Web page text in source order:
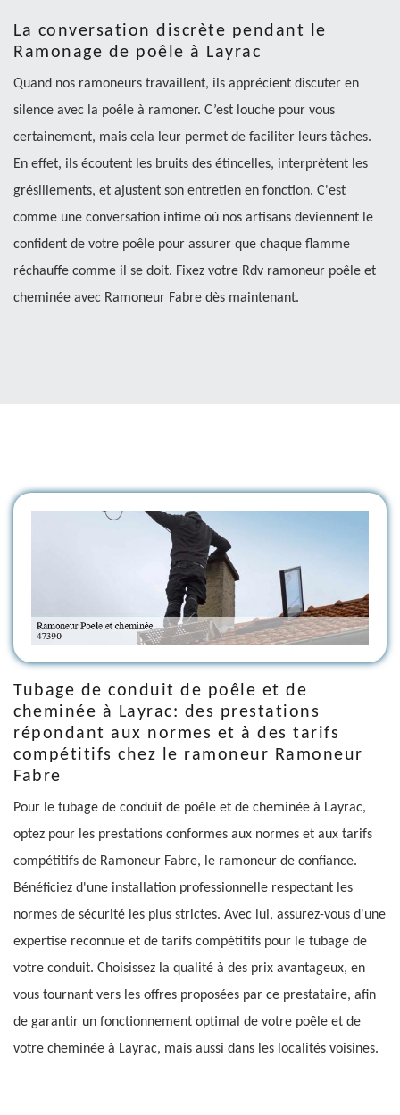
La conversation discrète pendant le
Ramonage de poêle à Layrac
Quand nos ramoneurs travaillent, ils apprécient discuter en
silence avec la poêle à ramoner. C’est louche pour vous
certainement, mais cela leur permet de faciliter leurs tâches.
En effet, ils écoutent les bruits des étincelles, interprètent les
grésillements, et ajustent son entretien en fonction. C'est
comme une conversation intime où nos artisans deviennent le
confident de votre poêle pour assurer que chaque flamme
réchauffe comme il se doit. Fixez votre Rdv ramoneur poêle et
cheminée avec Ramoneur Fabre dès maintenant.
Tubage de conduit de poêle et de
cheminée à Layrac: des prestations
répondant aux normes et à des tarifs
compétitifs chez le ramoneur Ramoneur
Fabre
Pour le tubage de conduit de poêle et de cheminée à Layrac,
optez pour les prestations conformes aux normes et aux tarifs
compétitifs de Ramoneur Fabre, le ramoneur de confiance.
Bénéficiez d'une installation professionnelle respectant les
normes de sécurité les plus strictes. Avec lui, assurez-vous d'une
expertise reconnue et de tarifs compétitifs pour le tubage de
votre conduit. Choisissez la qualité à des prix avantageux, en
vous tournant vers les offres proposées par ce prestataire, afin
de garantir un fonctionnement optimal de votre poêle et de
votre cheminée à Layrac, mais aussi dans les localités voisines.